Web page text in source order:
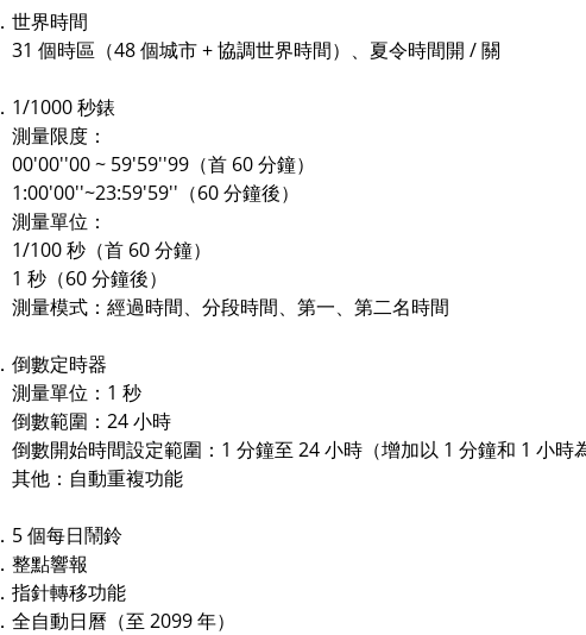
．世界時間
31 個時區（48 個城市 + 協調世界時間）、夏令時間開 / 關
．1/1000 秒錶
測量限度：
00'00''00 ~ 59'59''99（首 60 分鐘）
1:00'00''~23:59'59''（60 分鐘後）
測量單位：
1/100 秒（首 60 分鐘）
1 秒（60 分鐘後）
測量模式：經過時間、分段時間、第一、第二名時間
．倒數定時器
測量單位：1 秒
倒數範圍：24 小時
倒數開始時間設定範圍：1 分鐘至 24 小時（增加以 1 分鐘和 1 小時
其他：自動重複功能
．5 個每日鬧鈴
．整點響報
．指針轉移功能
．全自動日曆（至 2099 年）